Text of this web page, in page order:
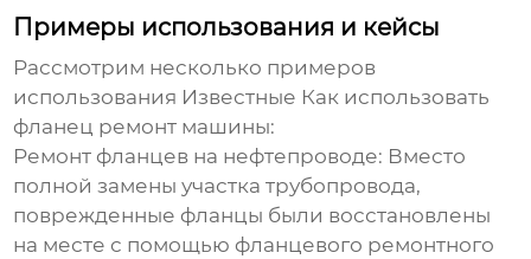
Примеры использования и кейсы
Рассмотрим несколько примеров
использования Известные Как использовать
фланец ремонт машины:
Ремонт фланцев на нефтепроводе: Вместо
полной замены участка трубопровода,
поврежденные фланцы были восстановлены
на месте с помощью фланцевого ремонтного